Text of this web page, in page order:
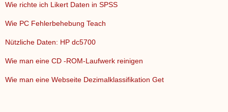
Wie richte ich Likert Daten in SPSS
Wie PC Fehlerbehebung Teach
Nützliche Daten: HP dc5700
Wie man eine CD -ROM-Laufwerk reinigen
Wie man eine Webseite Dezimalklassifikation Get